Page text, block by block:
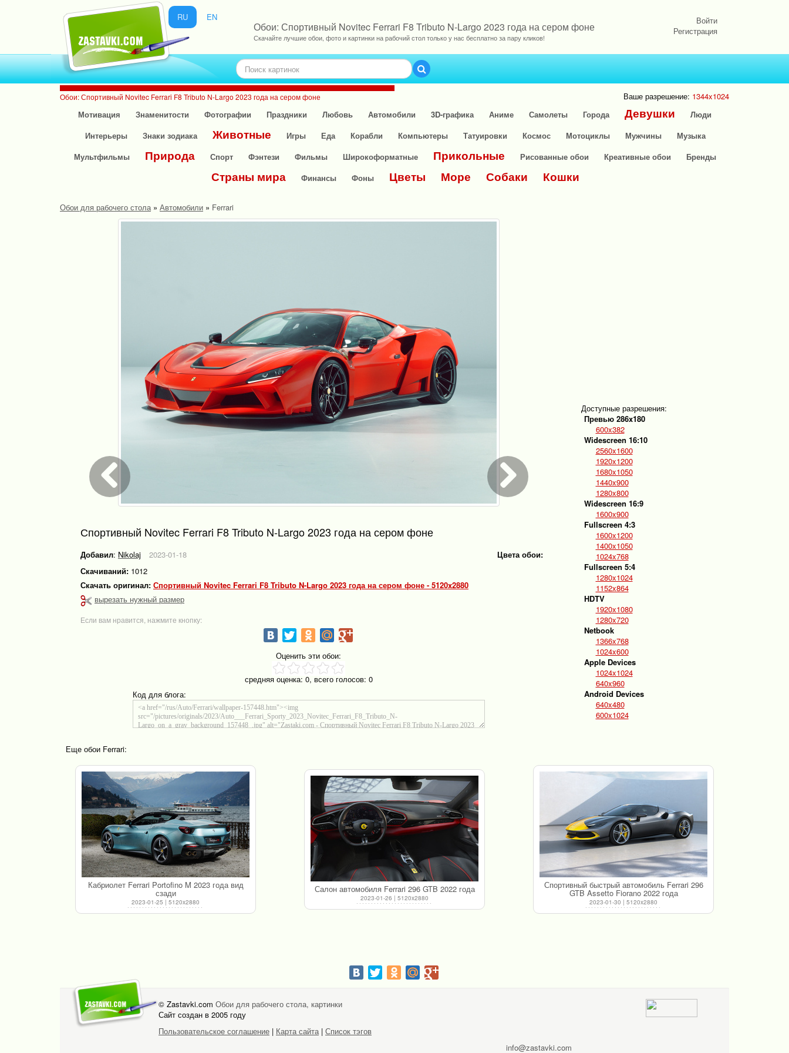
RU EN
Обои: Спортивный Novitec Ferrari F8 Tributo N-Largo 2023 года на сером фоне
Скачайте лучшие обои, фото и картинки на рабочий стол только у нас бесплатно за пару кликов!
Войти
Регистрация
Обои: Спортивный Novitec Ferrari F8 Tributo N-Largo 2023 года на сером фоне Ваше разрешение: 1344x1024
Мотивация
Знаменитости Фотографии Праздники Любовь Автомобили 3D-графика Аниме Самолеты Города Девушки
Люди
Интерьеры
Знаки зодиака Животные Игры Еда Корабли Компьютеры Татуировки Космос Мотоциклы Мужчины
Музыка
Мультфильмы
Природа Спорт Фэнтези Фильмы Широкоформатные Прикольные Рисованные обои Креативные обои Бренды
Страны мира Финансы Фоны Цветы Море Собаки Кошки
Обои для рабочего стола» Автомобили » Ferrari
Спортивный Novitec Ferrari F8 Tributo N-Largo 2023 года на сером фоне
Добавил: Nikolaj
2023-01-18
Скачиваний: 1012
Скачать оригинал:
Спортивный Novitec Ferrari F8 Tributo N-Largo 2023 года на сером фоне - 5120x2880
вырезать нужный размер
Цвета обои:
Если вам нравится, нажмите кнопку:
Оценить эти обои:
средняя оценка: 0, всего голосов: 0
Код для блога:
Доступные разрешения:
Превью 286x180
600x382
Widescreen 16:10
2560x1600
1920x1200
1680x1050
1440x900
1280x800
Widescreen 16:9
1600x900
Fullscreen 4:3
1600x1200
1400x1050
1024x768
Fullscreen 5:4
1280x1024
1152x864
HDTV
1920x1080
1280x720
Netbook
1366x768
1024x600
Apple Devices
1024x1024
640x960
Android Devices
640x480
600x1024
Еще обои Ferrari:
Кабриолет Ferrari Portofino M 2023 года вид
сзади
2023-01-25 | 5120x2880
Салон автомобиля Ferrari 296 GTB 2022 года
2023-01-26 | 5120x2880
Спортивный быстрый автомобиль Ferrari 296
GTB Assetto Fiorano 2022 года
2023-01-30 | 5120x2880
© Zastavki.com Обои для рабочего стола, картинки
Сайт создан в 2005 году
Пользовательское соглашение | Карта сайта | Список тэгов
info@zastavki.com